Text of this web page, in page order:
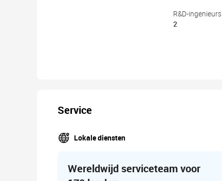
R&D-ingenieurs
2
Service
Lokale diensten
Wereldwijd serviceteam voor